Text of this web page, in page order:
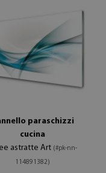
paraschizzi
cucina
astratte Art (#pk-nn-
114891382)